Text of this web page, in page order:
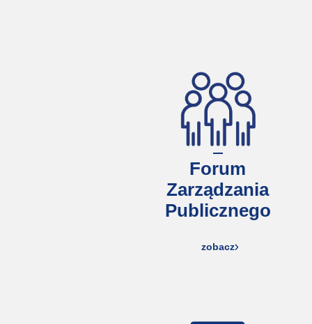
Forum
Zarządzania
Publicznego
zobacz